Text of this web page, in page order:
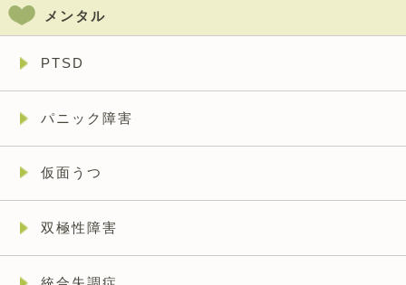
メンタル
PTSD
パニック障害
仮面うつ
双極性障害